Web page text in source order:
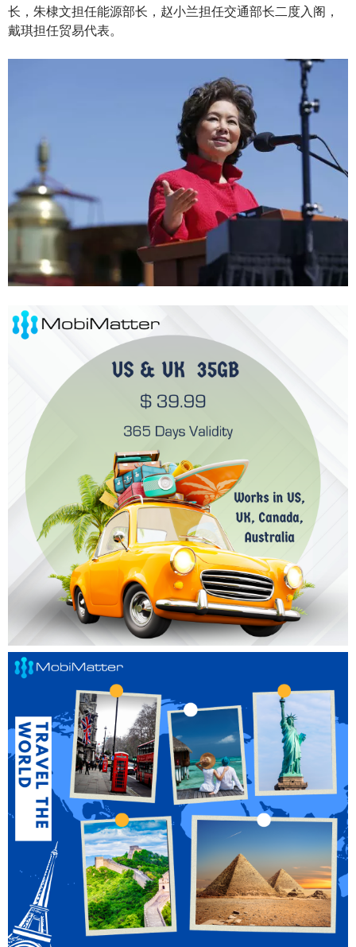
长，朱棣文担任能源部长，赵小兰担任交通部长二度入阁，
戴琪担任贸易代表。